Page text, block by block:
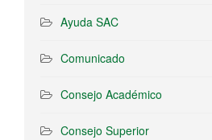
Ayuda SAC
Comunicado
Consejo Académico
Consejo Superior